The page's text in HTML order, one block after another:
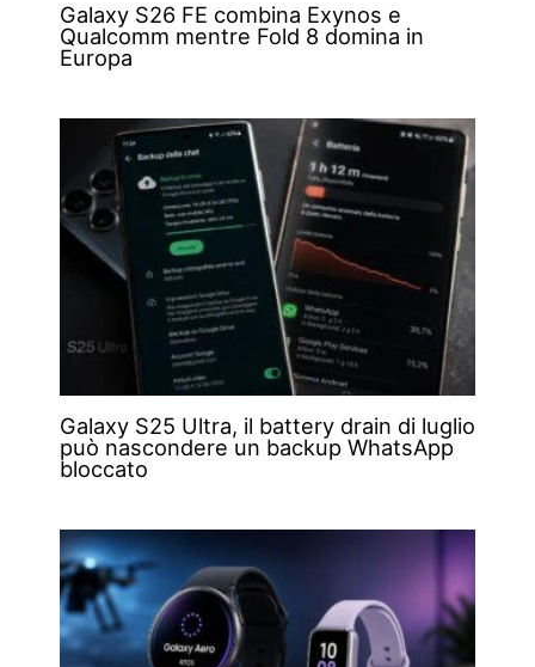
Galaxy S26 FE combina Exynos e
Qualcomm mentre Fold 8 domina in
Europa
Galaxy S25 Ultra, il battery drain di luglio
può nascondere un backup WhatsApp
bloccato